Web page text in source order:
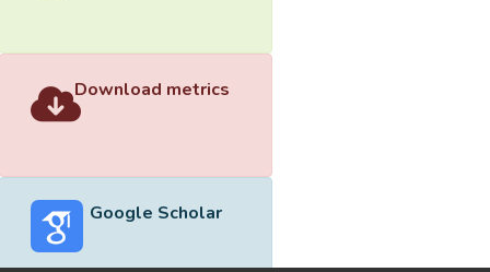
Download metrics
Google Scholar